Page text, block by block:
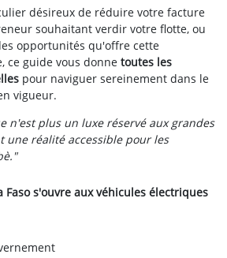
désireux de réduire votre facture
souhaitant verdir votre flotte, ou
opportunités qu'offre cette
ce guide vous donne toutes les
pour naviguer sereinement dans le
vigueur.
n'est plus un luxe réservé aux grandes
une réalité accessible pour les
Faso s'ouvre aux véhicules électriques